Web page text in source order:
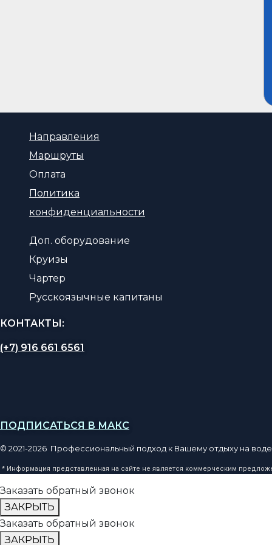
Направления
Маршруты
Оплата
Политика
конфиденциальности
Доп. оборудование
Круизы
Чартер
Русскоязычные капитаны
КОНТАКТЫ:
(+7) 916 661 6561
ПОДПИСАТЬСЯ В МАКС
© 2021-2026 Профессиональный подход к Вашему отдыху на
* Информация представленная на сайте не является коммерческим
Заказать обратный звонок
ЗАКРЫТЬ
Заказать обратный звонок
ЗАКРЫТЬ